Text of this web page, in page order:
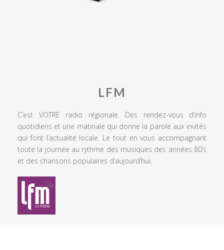
LFM
C’est VOTRE radio régionale. Des rendez-vous d’info
quotidiens et une matinale qui donne la parole aux invités
qui font l’actualité locale. Le tout en vous accompagnant
toute la journée au rythme des musiques des années 80’s
et des chansons populaires d’aujourd’hui.